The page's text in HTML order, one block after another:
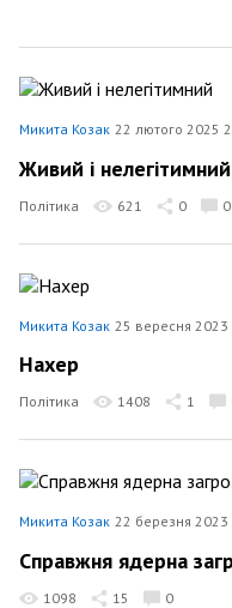
Микита Козак 22 лютого 2025
Живий і нелегітимний
Політика 621 0 0
Микита Козак 25 вересня 2023
Нахер
Політика 1408 1
Микита Козак 22 березня 2023
Справжня ядерна
1098 15 0